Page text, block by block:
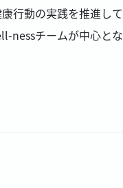
行動の実践を推進して
nessチームが中心と